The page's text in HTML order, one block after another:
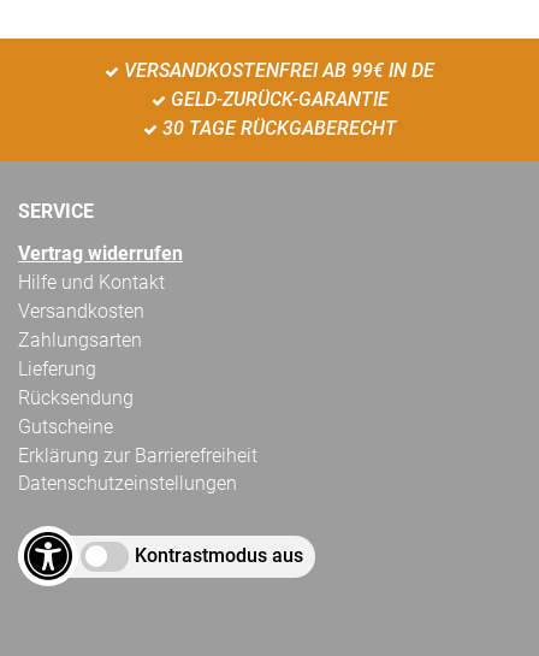
VERSANDKOSTENFREI AB 99€ IN DE
GELD-ZURÜCK-GARANTIE
30 TAGE RÜCKGABERECHT
SERVICE
Vertrag widerrufen
Hilfe und Kontakt
Versandkosten
Zahlungsarten
Lieferung
Rücksendung
Gutscheine
Erklärung zur Barrierefreiheit
Datenschutzeinstellungen
Kontrastmodus aus